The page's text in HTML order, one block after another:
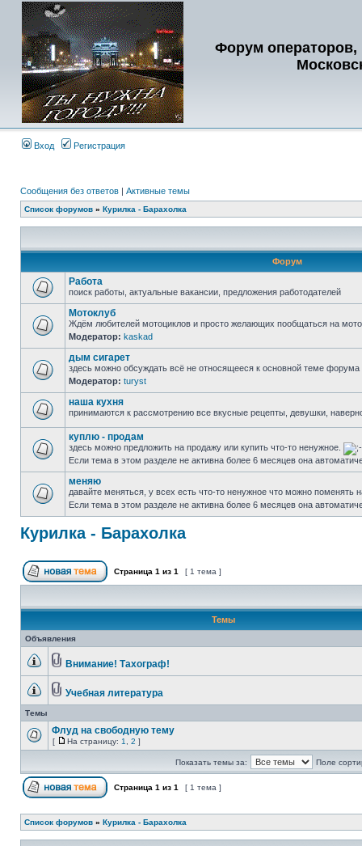
Форум операторов,
Вход Регистрация
Сообщения без ответов | Активные темы
Список форумов » Курилка - Барахолка
Форум
Работа
поиск работы, актуальные вакансии, предложения работодателей
Мотоклуб
Ждём любителей мотоциклов и просто желающих пообщаться на
Модератор: kaskad
дым сигарет
здесь можно обсуждать всё не относящееся к основной теме форума
Модератор: turyst
наша кухня
принимаются к рассмотрению все вкусные рецепты, девушки,
куплю - продам
здесь можно предложить на продажу или купить что-то ненужное.
Если тема в этом разделе не активна более 6 месяцев она
меняю
давайте меняться, у всех есть что-то ненужное что можно поменять
Если тема в этом разделе не активна более 6 месяцев она
Курилка - Барахолка
Страница 1 из 1 [ 1 тема ]
Темы
Объявления
Внимание! Тахограф!
Учебная литература
Темы
Флуд на свободную тему
[ На страницу: 1 2 ]
Показать темы за: Поле
Страница 1 из 1 [ 1 тема ]
Список форумов » Курилка - Барахолка